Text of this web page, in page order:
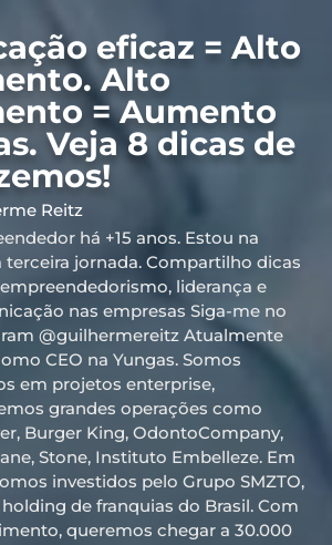
eficaz = Alto
Alto
= Aumento
Veja 8 dicas de
Reitz
há +15 anos. Estou na
terceira jornada. Compartilho dicas
liderança e
nas empresas Siga-me no
@guilhermereitz Atualmente
CEO na Yungas. Somos
em projetos enterprise,
grandes operações como
Burger King, OdontoCompany,
Stone, Instituto Embelleze. Em
investidos pelo Grupo SMZTO,
de franquias do Brasil. Com
queremos chegar a 30.000